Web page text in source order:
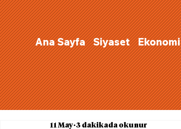
Ana Sayfa Siyaset Ekonomi
11 May 3 dakikada okunur